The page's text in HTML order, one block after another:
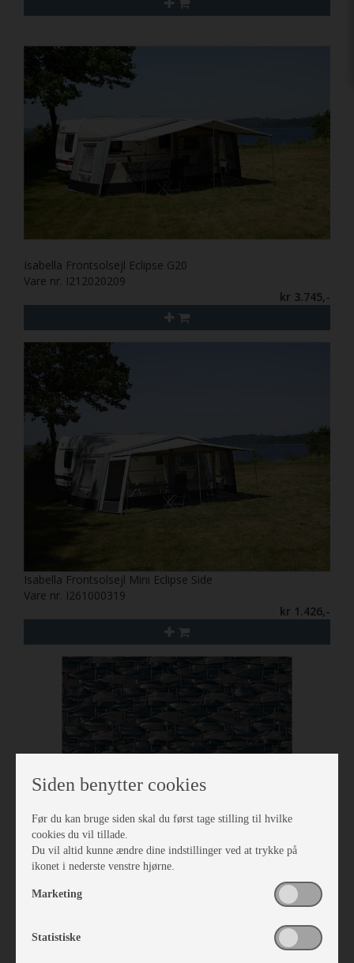
Isabella Frontsolsejl Eclipse G20
Vare nr. I212020209
kr 3.745,-
Isabella Frontsolsejl Mini Eclipse Side
Vare nr. I261000319
kr 1.426,-
Isabella Tæppe North 3,5 x 7,0
kr 2.297,-
Siden benytter cookies
Før du kan bruge siden skal du først tage stilling til hvilke
cookies du vil tillade.
Du vil altid kunne ændre dine indstillinger ved at trykke på
ikonet i nederste venstre hjørne.
Marketing
Statistiske